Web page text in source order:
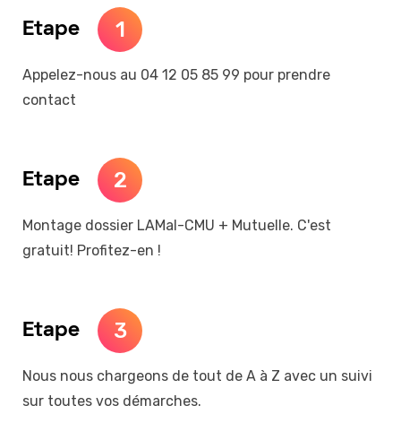
Etape 1
Appelez-nous au 04 12 05 85 99 pour prendre
contact
Etape 2
Montage dossier LAMal-CMU + Mutuelle. C'est
gratuit! Profitez-en !
Etape 3
Nous nous chargeons de tout de A à Z avec un suivi
sur toutes vos démarches.